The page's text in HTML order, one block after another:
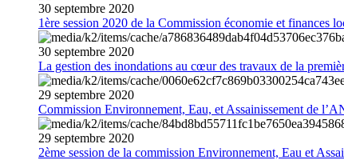
30 septembre 2020
1ère session 2020 de la Commission économie et finances
30 septembre 2020
La gestion des inondations au cœur des travaux de la
29 septembre 2020
Commission Environnement, Eau, et Assainissement de
29 septembre 2020
2ème session de la commission Environnement, Eau et